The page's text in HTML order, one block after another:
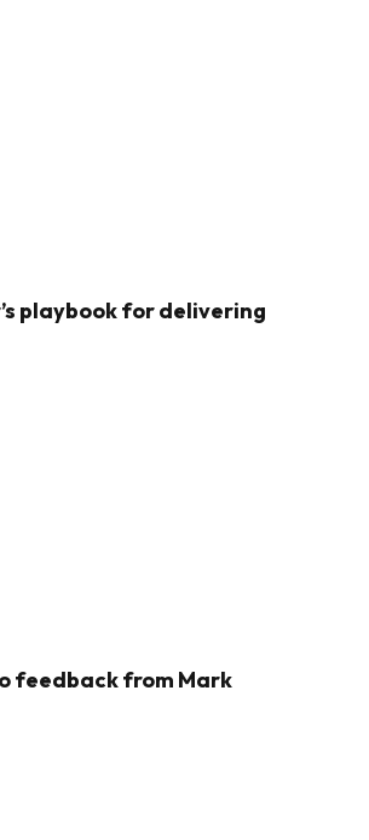
playbook for delivering
feedback from Mark